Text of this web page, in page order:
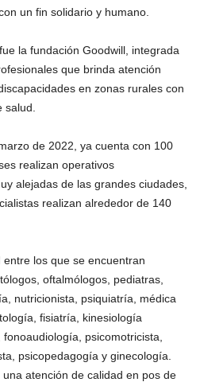
un fin solidario y humano.
la fundación Goodwill, integrada
que brinda atención
en zonas rurales con
de 2022, ya cuenta con 100
realizan operativos
alejadas de las grandes ciudades,
realizan alrededor de 140
los que se encuentran
oftalmólogos, pediatras,
nutricionista, psiquiatría, médica
fisiatría, kinesiología
psicomotricista,
psicopedagogía y ginecología.
atención de calidad en pos de